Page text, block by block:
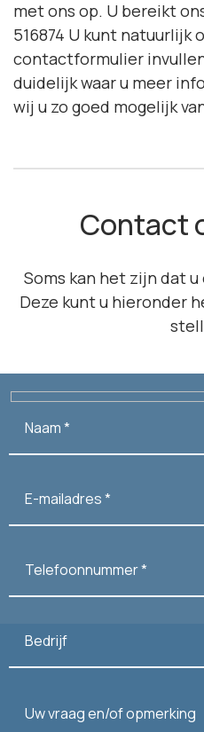
met ons op. U bereikt
516874 U kunt natuurlijk
contactformulier
duidelijk waar u meer
wij u zo goed mogelijk
Contact
Soms kan het zijn dat
Deze kunt u hieronder